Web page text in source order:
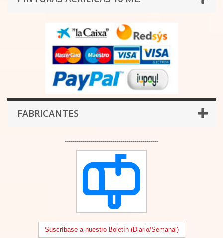
FABRICANTES
-----------------------------------------------
Suscríbase a nuestro Boletín (Diario/Semanal)